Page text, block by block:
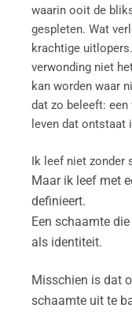
waarin ooit de
gespleten. Wat
krachtige
verwonding niet
kan worden waar
dat zo beleeft: een
leven dat ontstaat
Ik leef niet zonder
Maar ik leef met
definieert.
Een schaamte
als identiteit.
Misschien is dat
schaamte uit te